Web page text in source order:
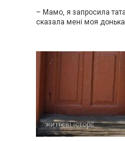
– Мамо, я запросила
сказала мені моя
життєві історії